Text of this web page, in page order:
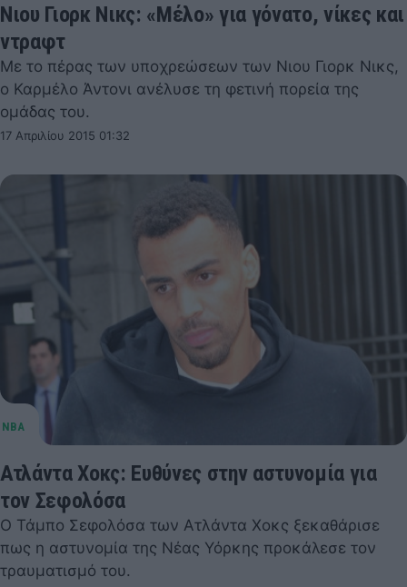
Νιου Γιορκ Νικς: «Μέλο» για γόνατο, νίκες και
ντραφτ
Με το πέρας των υποχρεώσεων των Νιου Γιορκ Νικς,
ο Καρμέλο Άντονι ανέλυσε τη φετινή πορεία της
ομάδας του.
17 Απριλίου 2015 01:32
Ατλάντα Χοκς: Ευθύνες στην αστυνομία για
τον Σεφολόσα
Ο Τάμπο Σεφολόσα των Ατλάντα Χοκς ξεκαθάρισε
πως η αστυνομία της Νέας Υόρκης προκάλεσε τον
τραυματισμό του.